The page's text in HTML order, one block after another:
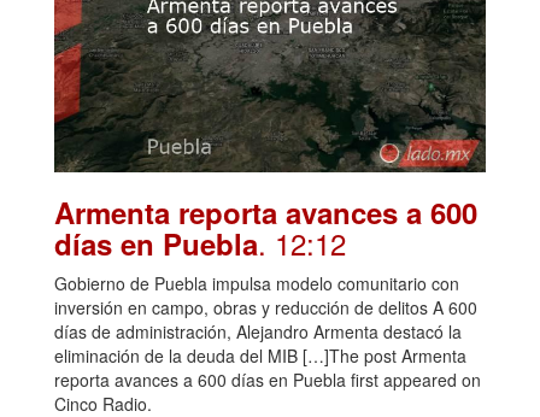
Armenta reporta avances a 600
días en Puebla. 12:12
Gobierno de Puebla impulsa modelo comunitario con
inversión en campo, obras y reducción de delitos A 600
días de administración, Alejandro Armenta destacó la
eliminación de la deuda del MIB […]The post Armenta
reporta avances a 600 días en Puebla first appeared on
Cinco Radio.